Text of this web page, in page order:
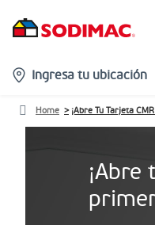
location-
icon
Ingresa tu ubicación
Home ¡Abre Tu Tarjeta
¡Abre